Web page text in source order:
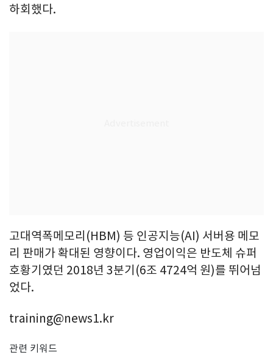
하회했다.
고대역폭메모리(HBM) 등 인공지능(AI) 서버용 메모
리 판매가 확대된 영향이다. 영업이익은 반도체 슈퍼
호황기였던 2018년 3분기(6조 4724억 원)를 뛰어넘
었다.
training@news1.kr
관련 키워드